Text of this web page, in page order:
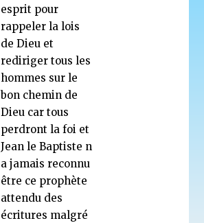
esprit pour
rappeler la lois
de Dieu et
rediriger tous les
hommes sur le
bon chemin de
Dieu car tous
perdront la foi et
Jean le Baptiste n
a jamais reconnu
être ce prophète
attendu des
écritures malgré